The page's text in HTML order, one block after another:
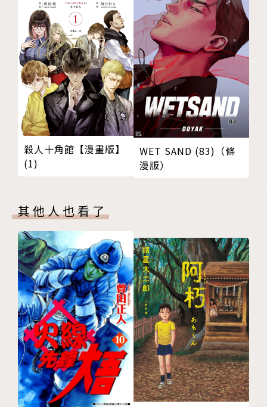
殺人十角館【漫畫版】
(1)
WET SAND (83)（條
漫版）
其他人也看了